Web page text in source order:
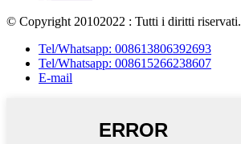
© Copyright 20102022 : Tutti i diritti riservati.
Tel/Whatsapp: 008613806392693
Tel/Whatsapp: 008615266238607
E-mail